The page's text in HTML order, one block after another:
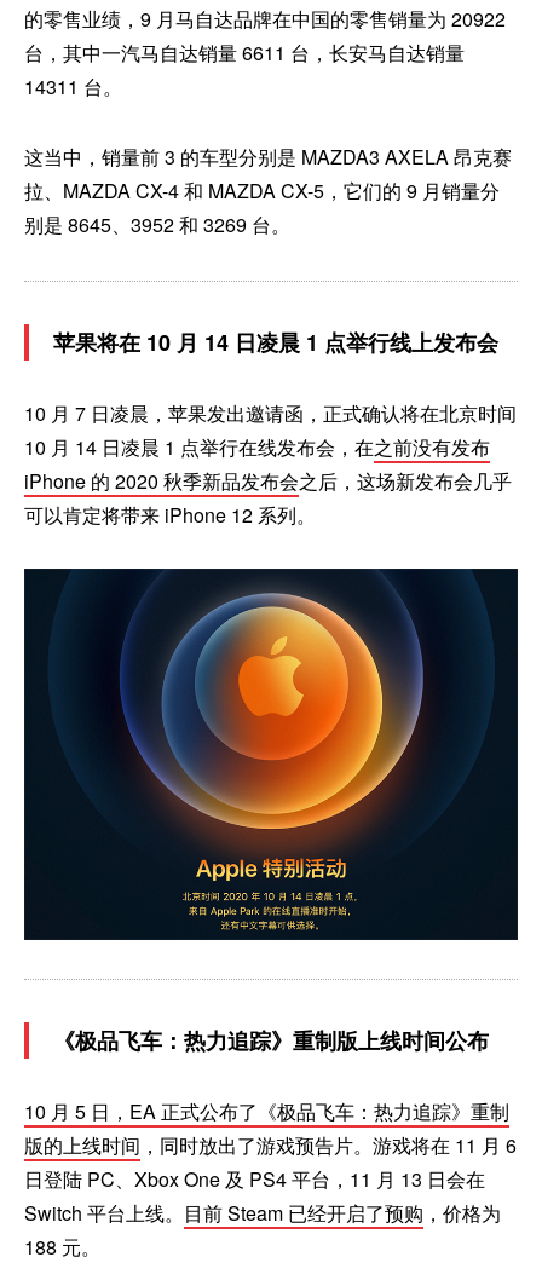
的零售业绩，9 月马自达品牌在中国的零售销量为 20922
台，其中一汽马自达销量 6611 台，长安马自达销量
14311 台。
这当中，销量前 3 的车型分别是 MAZDA3 AXELA 昂克赛
拉、MAZDA CX-4 和 MAZDA CX-5，它们的 9 月销量分
别是 8645、3952 和 3269 台。
苹果将在 10 月 14 日凌晨 1 点举行线上发布会
10 月 7 日凌晨，苹果发出邀请函，正式确认将在北京时间
10 月 14 日凌晨 1 点举行在线发布会，在之前没有发布
iPhone 的 2020 秋季新品发布会之后，这场新发布会几乎
可以肯定将带来 iPhone 12 系列。
《极品飞车：热力追踪》重制版上线时间公布
10 月 5 日，EA 正式公布了《极品飞车：热力追踪》重制
版的上线时间 ，同时放出了游戏预告片。游戏将在 11 月 6
日登陆 PC、Xbox One 及 PS4 平台，11 月 13 日会在
Switch 平台上线。 目前 Steam 已经开启了预购 ，价格为
188 元。